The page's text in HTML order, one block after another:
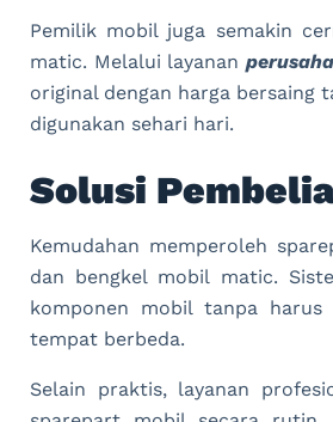
Pemilik mobil juga semakin
matic. Melalui layanan
original dengan harga bersaing
digunakan sehari hari.
Solusi
Kemudahan memperoleh
dan bengkel mobil matic.
komponen mobil tanpa
tempat berbeda.
Selain praktis, layanan